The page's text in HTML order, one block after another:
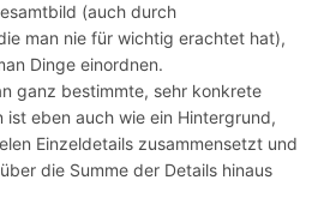
(auch durch
man nie für wichtig erachtet hat),
Dinge einordnen.
ganz bestimmte, sehr konkrete
ist eben auch wie ein Hintergrund,
Einzeldetails zusammensetzt und
die Summe der Details hinaus